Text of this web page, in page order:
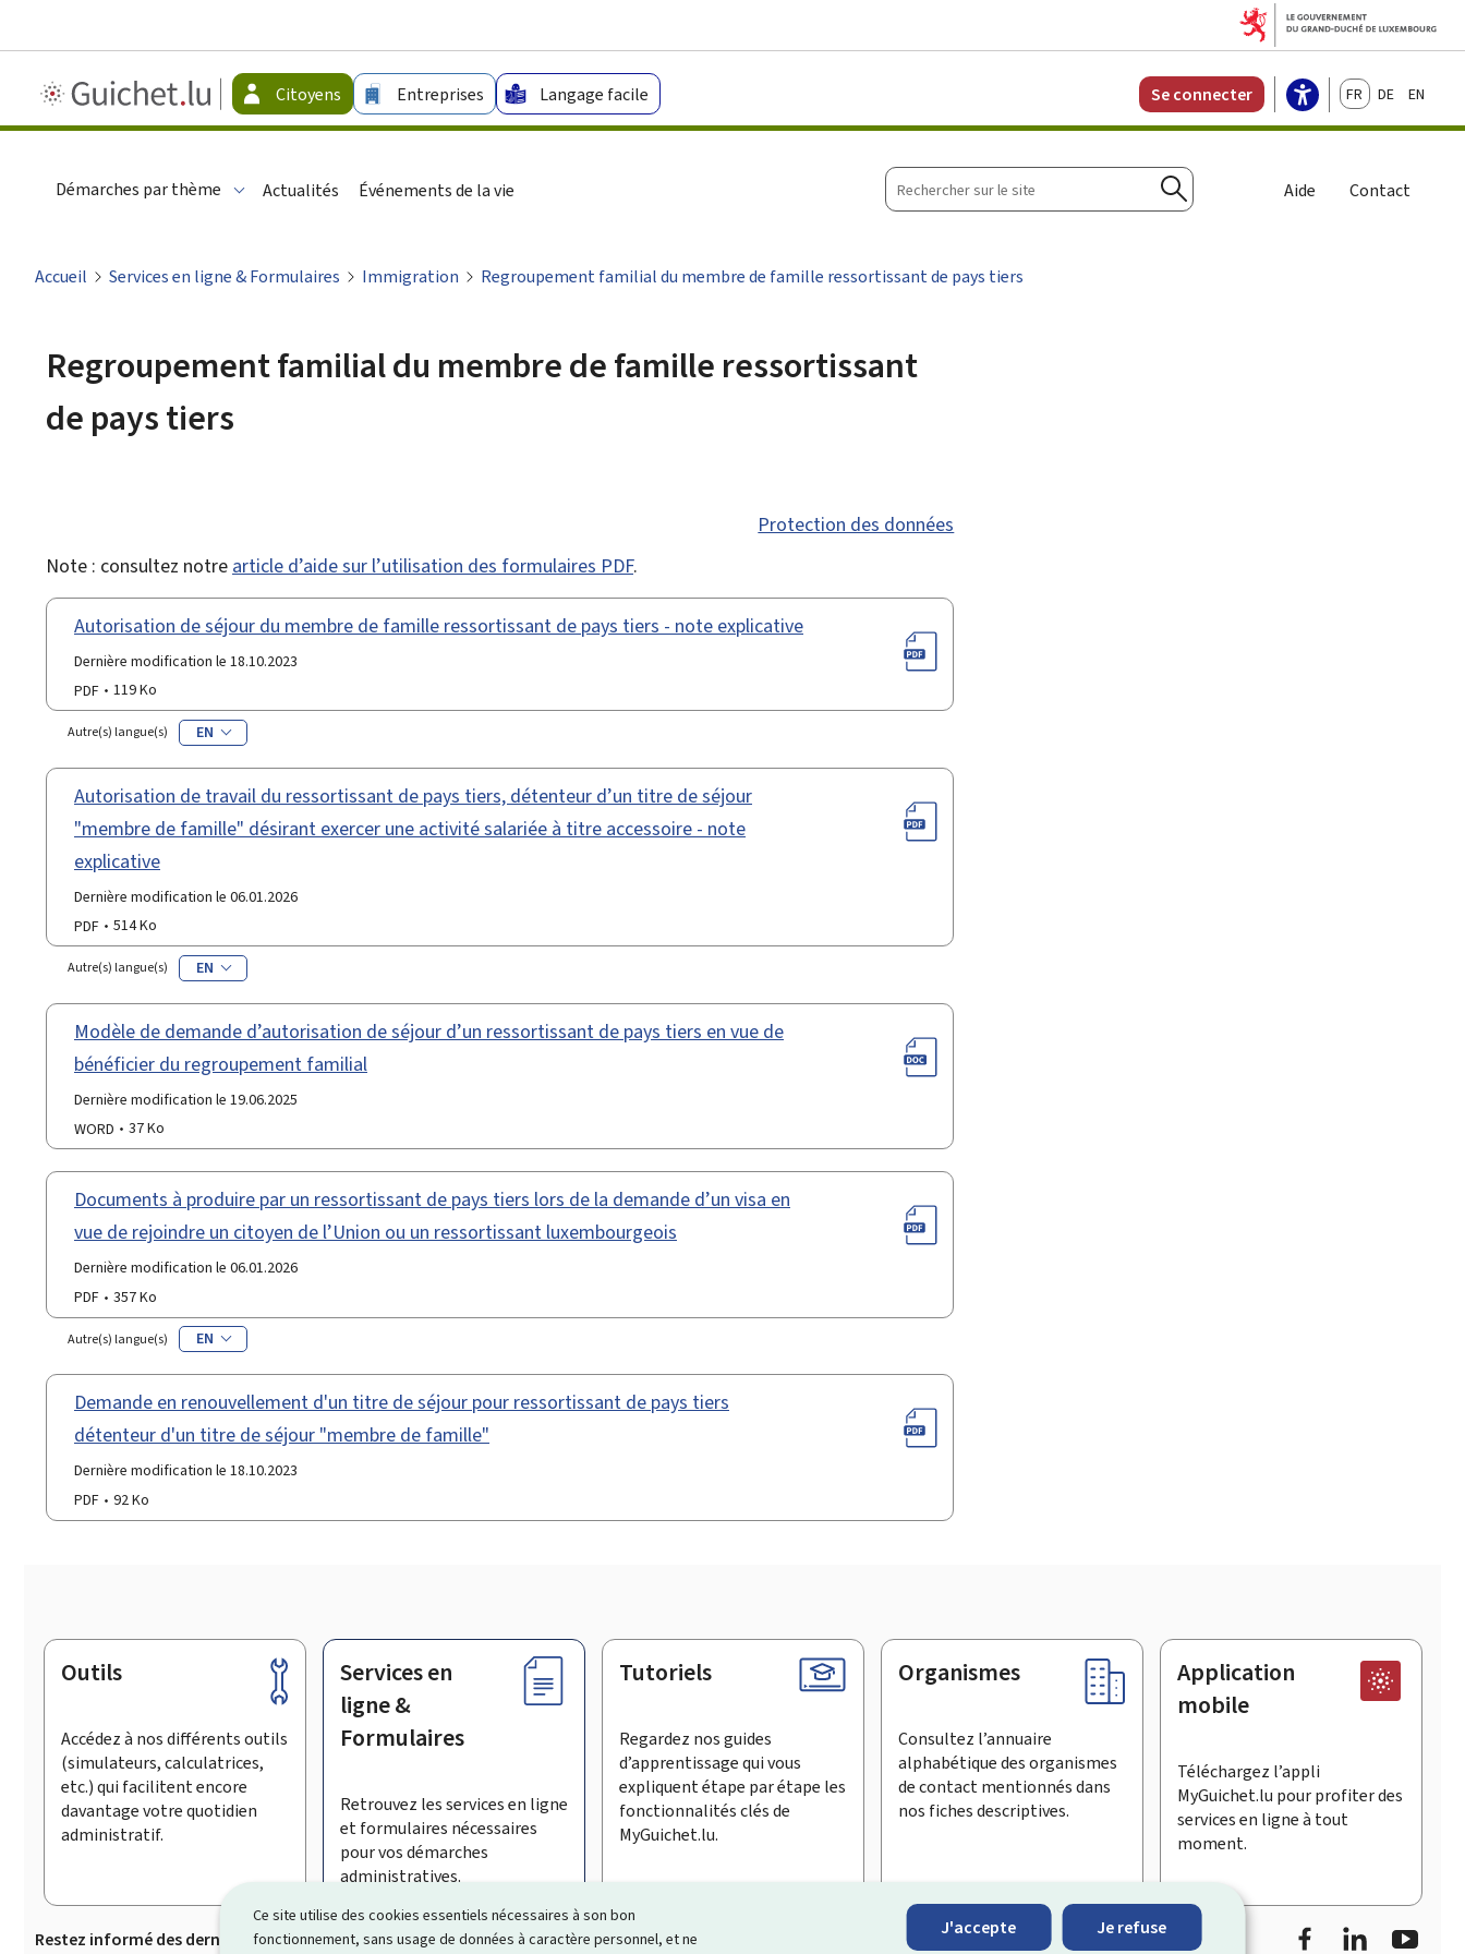
Ce site utilise des cookies essentiels nécessaires à son bon
fonctionnement, sans usage de données à caractère personnel, et ne
J'accepte Je refuse
Guichet.lu
-
Citoyens Entreprises Langage facile Se connecter FrançaisDeutschEnglish
Démarches par thème Actualités Événements de la vie
Rechercher
sur
site
Rechercher
Aide Contact
Accueil Services en ligne & Formulaires Immigration Regroupement familial du membre de famille ressortissant de pays tiers
Regroupement familial du membre de famille ressortissant
de pays tiers
Protection des données
Note : consultez notre article d’aide sur l’utilisation des formulaires PDF.
Autorisation de séjour du membre de famille ressortissant de pays tiers - note explicative
Dernière modification le 18.10.2023
PDF
119 Ko
Autre(s) langue(s) EN
Autorisation de travail du ressortissant de pays tiers, détenteur d’un titre de séjour
"membre de famille" désirant exercer une activité salariée à titre accessoire - note
explicative
Dernière modification le 06.01.2026
PDF
514 Ko
Autre(s) langue(s) EN
Modèle de demande d’autorisation de séjour d’un ressortissant de pays tiers en vue de
bénéficier du regroupement familial
Dernière modification le 19.06.2025
WORD
37 Ko
Documents à produire par un ressortissant de pays tiers lors de la demande d’un visa en
vue de rejoindre un citoyen de l’Union ou un ressortissant luxembourgeois
Dernière modification le 06.01.2026
PDF
357 Ko
Autre(s) langue(s) EN
Demande en renouvellement d'un titre de séjour pour ressortissant de pays tiers
détenteur d'un titre de séjour "membre de famille"
Dernière modification le 18.10.2023
PDF
92 Ko
Pied
page
Outils
Accédez à nos différents outils
(simulateurs, calculatrices,
etc.) qui facilitent encore
davantage votre quotidien
administratif.
Services en
ligne &
Formulaires
Retrouvez les services en ligne
et formulaires nécessaires
pour vos démarches
administratives.
Tutoriels
Regardez nos guides
d’apprentissage qui vous
expliquent étape par étape les
fonctionnalités clés de
MyGuichet.lu.
Organismes
Consultez l’annuaire
alphabétique des organismes
de contact mentionnés dans
nos fiches descriptives.
Application
mobile
Téléchargez l’appli
MyGuichet.lu pour profiter des
services en ligne à tout
moment.
Restez informé des dernières actualités de Guichet.lu S’inscrire à la newsletter
FacebookLinkedIn